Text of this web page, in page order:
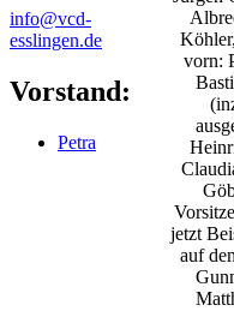
vorn:
jetzt
auf
info@vcd-
esslingen.de
Vorstand:
Petra